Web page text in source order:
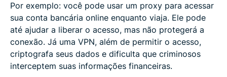
Por exemplo: você pode usar um proxy para acessar
sua conta bancária online enquanto viaja. Ele pode
até ajudar a liberar o acesso, mas não protegerá a
conexão. Já uma VPN, além de permitir o acesso,
criptografa seus dados e dificulta que criminosos
interceptem suas informações financeiras.